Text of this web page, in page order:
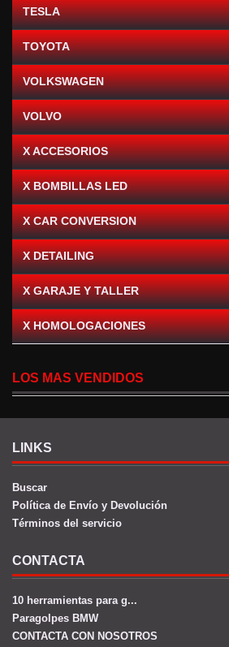
TESLA
TOYOTA
VOLKSWAGEN
VOLVO
X ACCESORIOS
X BOMBILLAS LED
X CAR CONVERSION
X DETAILING
X GARAJE Y TALLER
X HOMOLOGACIONES
LOS MAS VENDIDOS
LINKS
Buscar
Política de Envío y Devolución
Términos del servicio
CONTACTA
10 herramientas para g...
Paragolpes BMW
CONTACTA CON NOSOTROS